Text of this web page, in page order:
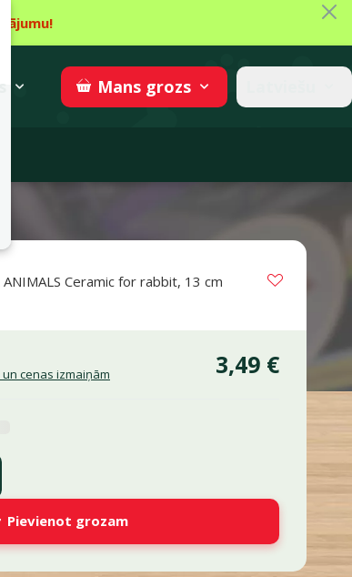
Mans grozs
Vložit do
Ceramic for rabbit, 13 cm
cenas izmaiņām 3,49 €
Pievienot grozam